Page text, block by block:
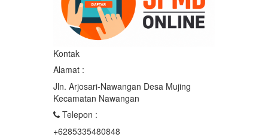
Kontak
Alamat :
Jln. Arjosari-Nawangan Desa Mujing
Kecamatan Nawangan
Telepon :
+6285335480848